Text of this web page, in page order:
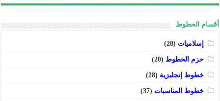
أقسام الخطوط
إسلاميات (28)
حزم الخطوط (20)
خطوط إنجليزية (28)
خطوط المناسبات (37)